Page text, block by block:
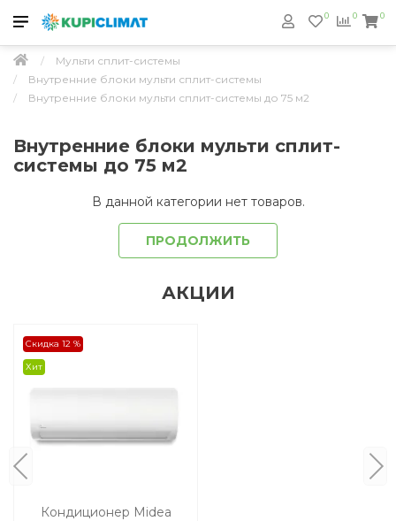
0
0 0
Мульти сплит-системы
Внутренние блоки мульти сплит-системы
Внутренние блоки мульти сплит-системы до 75 м2
Внутренние блоки мульти сплит-
системы до 75 м2
В данной категории нет товаров.
ПРОДОЛЖИТЬ
АКЦИИ
Скидка 12 %
Хит
Кондиционер Midea